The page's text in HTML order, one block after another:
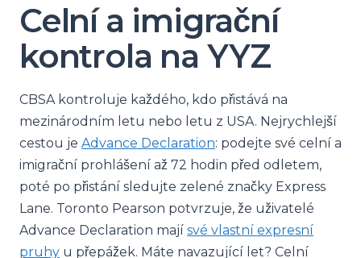
Celní a imigrační
kontrola na YYZ
CBSA kontroluje každého, kdo přistává na
mezinárodním letu nebo letu z USA. Nejrychlejší
cestou je Advance Declaration: podejte své celní a
imigrační prohlášení až 72 hodin před odletem,
poté po přistání sledujte zelené značky Express
Lane. Toronto Pearson potvrzuje, že uživatelé
Advance Declaration mají své vlastní expresní
pruhy u přepážek. Máte navazující let? Celní